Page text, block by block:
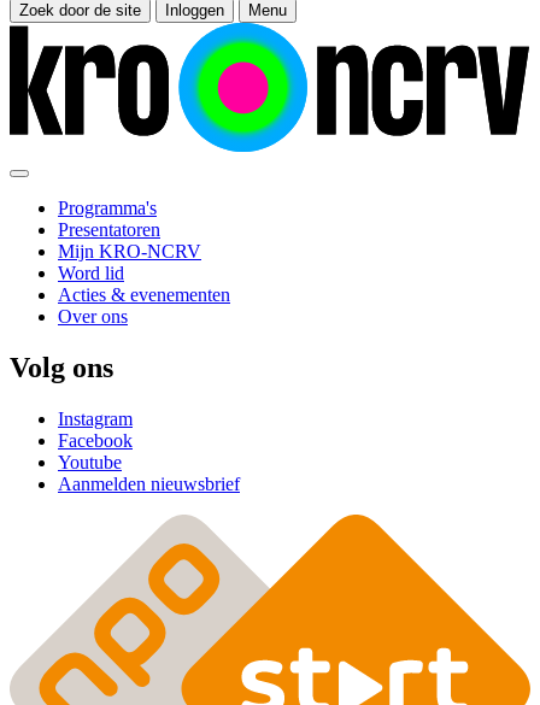
Zoek door de site Inloggen Menu
Programma's
Presentatoren
Mijn KRO-NCRV
Word lid
Acties & evenementen
Over ons
Volg ons
Instagram
Facebook
Youtube
Aanmelden nieuwsbrief